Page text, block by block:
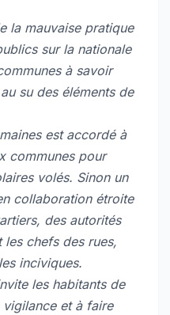
la mauvaise pratique
sur la nationale
à savoir
su des éléments de
est accordé à
communes pour
volés. Sinon un
collaboration étroite
des autorités
chefs des rues,
inciviques.
les habitants de
et à faire